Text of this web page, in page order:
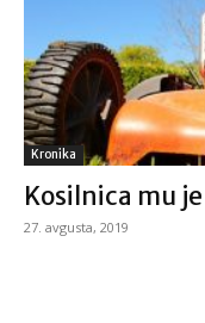
Kronika
Kosilnica mu
27. avgusta, 2019